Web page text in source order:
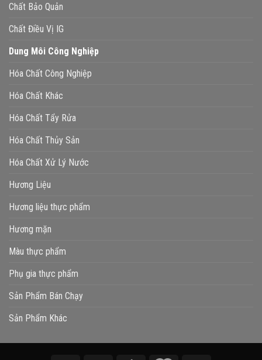
Chất Bảo Quản
Chất Điều Vị IG
Dung Môi Công Nghiệp
Hóa Chất Công Nghiệp
Hóa Chất Khác
Hóa Chất Tẩy Rửa
Hóa Chất Thủy Sản
Hóa Chất Xử Lý Nước
Hương Liệu
Hương liệu thực phẩm
Hương mặn
Màu thực phẩm
Phụ gia thực phẩm
Sản Phẩm Bán Chạy
Sản Phẩm Khác